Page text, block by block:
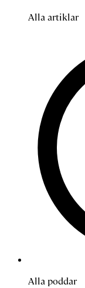
Alla artiklar
Alla poddar